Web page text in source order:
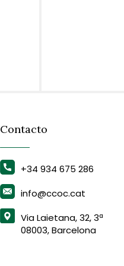
Contacto
+34 934 675 286
info@ccoc.cat
Via Laietana, 32, 3ª
08003, Barcelona